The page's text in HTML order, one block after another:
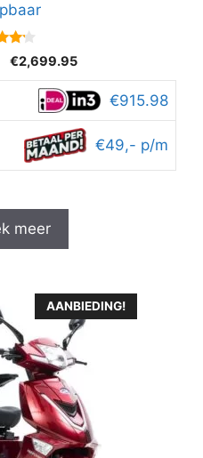
5Oorspronkelijke
prijs
€2,949.95.
€2,699.95Huidige
prijs
is:
€2,699.95.
€915.98
€49,- p/m
meer
AANBIEDING!